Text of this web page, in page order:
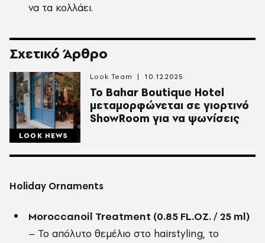
να τα κολλάει.
Σχετικό Άρθρο
LOOK NEWS
Το Bahar Boutique Hotel
μεταμορφώνεται σε γιορτινό
ShowRoom για να ψωνίσεις
Look Team 10.12.2025
Holiday Ornaments
Moroccanoil Treatment (0.85 FL.OZ. / 25 ml)
– Το απόλυτο θεμέλιο στο hairstyling, το